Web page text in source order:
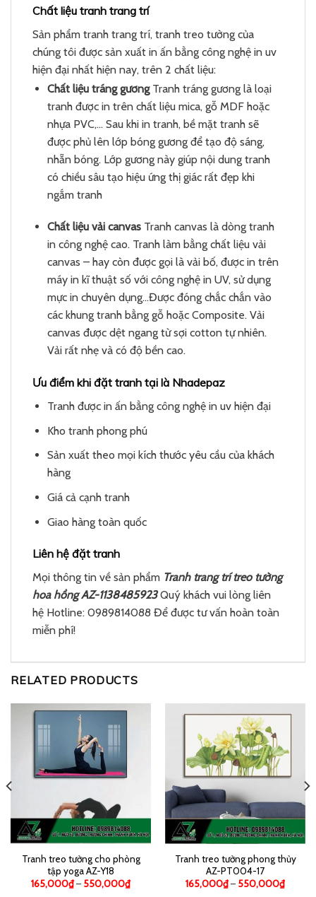
Chất liệu tranh trang trí
Sản phẩm tranh trang trí, tranh treo tường của
chúng tôi được sản xuất in ấn bằng công nghệ in uv
hiện đại nhất hiện nay, trên 2 chất liệu:
Chất liệu tráng gương Tranh tráng gương là loại
tranh được in trên chất liệu mica, gỗ MDF hoặc
nhựa PVC,… Sau khi in tranh, bề mặt tranh sẽ
được phủ lên lớp bóng gương để tạo độ sáng,
nhẵn bóng. Lớp gương này giúp nội dung tranh
có chiều sâu tạo hiệu ứng thị giác rất đẹp khi
ngắm tranh
Chất liệu vải canvas Tranh canvas là dòng tranh
in công nghệ cao. Tranh làm bằng chất liệu vải
canvas – hay còn được gọi là vải bố, được in trên
máy in kĩ thuật số với công nghệ in UV, sử dụng
mực in chuyên dụng…Được đóng chắc chắn vào
các khung tranh bằng gỗ hoặc Composite. Vải
canvas được dệt ngang từ sợi cotton tự nhiên.
Vải rất nhẹ và có độ bền cao.
Ưu điểm khi đặt tranh tại là Nhadepaz
Tranh được in ấn bằng công nghệ in uv hiện đại
Kho tranh phong phú
Sản xuất theo mọi kích thước yêu cầu của khách
hàng
Giá cả cạnh tranh
Giao hàng toàn quốc
Liên hệ đặt tranh
Mọi thông tin về sản phẩm Tranh trang trí treo tường
hoa hồng AZ-1138485923Quý khách vui lòng liên
hệ Hotline: 0989814088 Để được tư vấn hoàn toàn
miễn phí!
RELATED PRODUCTS
Tranh treo tường cho phòng
tập yoga AZ-Y18
165,000₫– 550,000₫
Tranh treo tường phong thủy
AZ-PT004-17
165,000₫– 550,000₫